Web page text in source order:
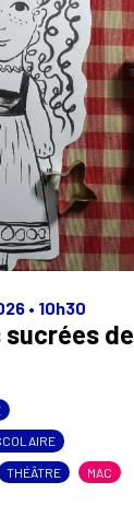
• 10h30
sucrées de
THÉÂTRE MAC